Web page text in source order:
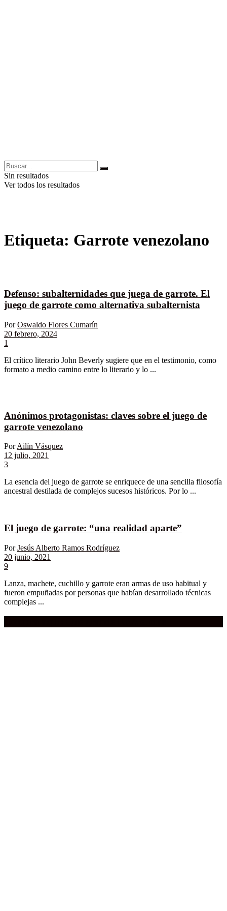
Sin resultados
Ver todos los resultados
Etiqueta: Garrote venezolano
Defenso: subalternidades que juega de garrote. El
juego de garrote como alternativa subalternista
Por Oswaldo Flores Cumarín
20 febrero, 2024
1
El crítico literario John Beverly sugiere que en el testimonio, como
formato a medio camino entre lo literario y lo ...
Anónimos protagonistas: claves sobre el juego de
garrote venezolano
Por Ailín Vásquez
12 julio, 2021
3
La esencia del juego de garrote se enriquece de una sencilla filosofía
ancestral destilada de complejos sucesos históricos. Por lo ...
El juego de garrote: “una realidad aparte”
Por Jesús Alberto Ramos Rodríguez
20 junio, 2021
9
Lanza, machete, cuchillo y garrote eran armas de uso habitual y
fueron empuñadas por personas que habían desarrollado técnicas
complejas ...